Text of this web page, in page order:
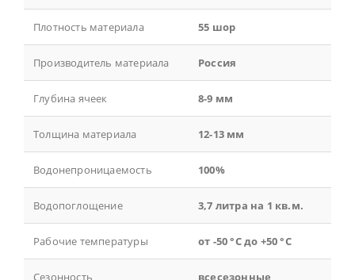
Плотность материала 55 шор
Производитель материала Россия
Глубина ячеек 8-9 мм
Толщина материала 12-13 мм
Водонепроницаемость 100%
Водопоглощение 3,7 литра на 1 кв.м.
Рабочие температуры от -50 °С до +50 °С
Сезонность всесезонные